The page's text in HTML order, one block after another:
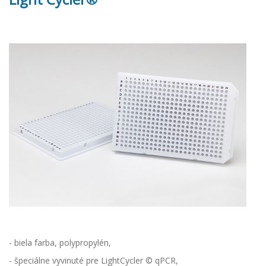
- biela farba, polypropylén,
- špeciálne vyvinuté pre LightCycler © qPCR,